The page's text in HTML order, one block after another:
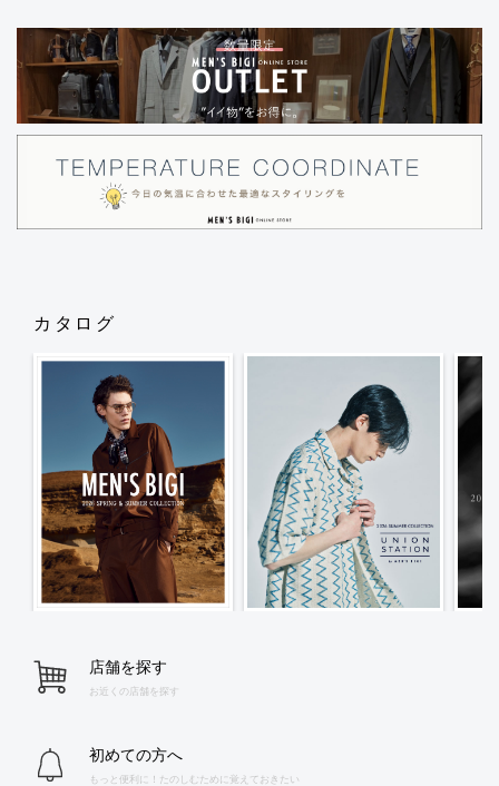
カタログ
店舗を探す
お近くの店舗を探す
初めての方へ
もっと便利に！たのしむために覚えておきたい